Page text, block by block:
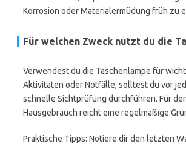
Korrosion oder Materialermüdung früh zu
Für welchen Zweck nutzt du die
Verwendest du die Taschenlampe für
Aktivitäten oder Notfälle, solltest du vor
schnelle Sichtprüfung durchführen. Für
Hausgebrauch reicht eine regelmäßige
Praktische Tipps: Notiere dir den letzten